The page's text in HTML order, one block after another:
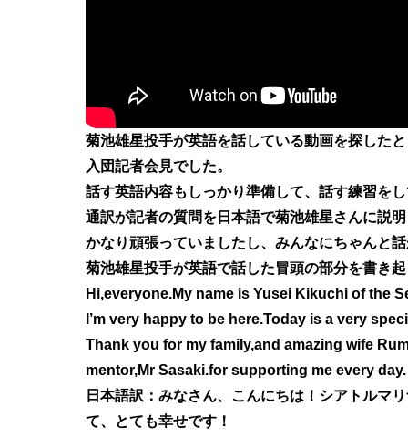
菊池雄星投手が英語を話している動画を探した
入団記者会見でした。
話す英語内容もしっかり準備して、話す練習を
通訳が記者の質問を日本語で菊池雄星さんに説
かなり頑張っていましたし、みんなにちゃんと
菊池雄星投手が英語で話した冒頭の部分を書き
Hi,everyone.My name is Yusei Kikuchi of the
I’m very happy to be here.Today is a very
Thank you for my family,and amazing wife
mentor,Mr Sasaki.for supporting me every day.
日本語訳：みなさん、こんにちは！シアトルマ
て、とても幸せです！